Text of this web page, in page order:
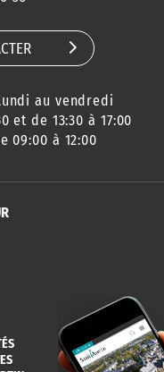
URBANISME
au vendredi
et de 13:30 à 17:00
09:00 à 12:00